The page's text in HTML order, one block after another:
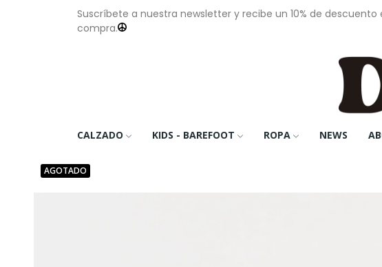
Suscríbete a nuestra newsletter y recibe un 10% de
compra.
CALZADO KIDS - BAREFOOT ROPA NEWS
AGOTADO